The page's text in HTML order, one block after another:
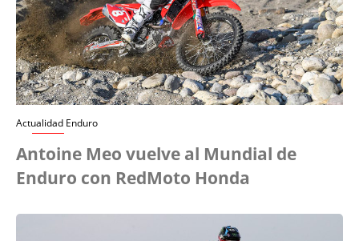
Actualidad Enduro
Antoine Meo vuelve al Mundial de
Enduro con RedMoto Honda